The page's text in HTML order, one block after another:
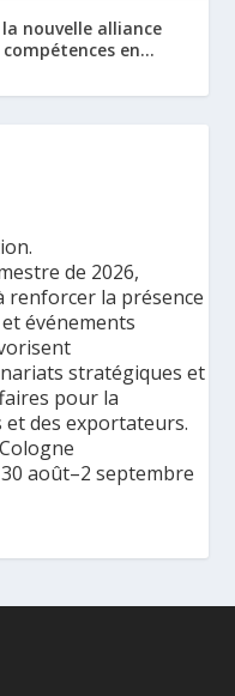
nouvelle alliance
en...
de 2026,
renforcer la présence
événements
stratégiques et
pour la
des exportateurs.
30 août–2 septembre
την